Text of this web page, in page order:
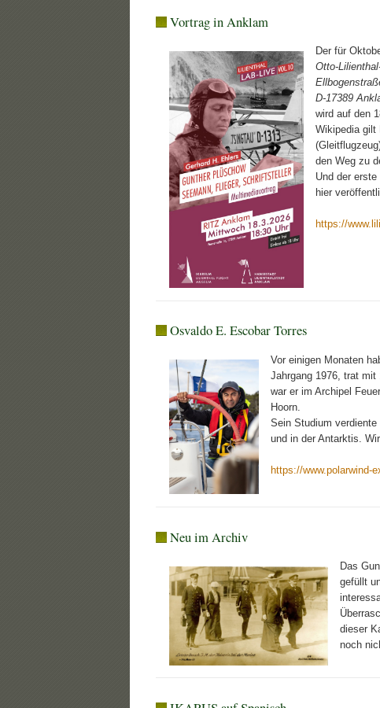
Vortrag in Anklam
Der für
Otto-
D-17389
wird auf den
Wikipedia gilt
den Weg zu
Und der
hier
https://
Osvaldo E. Escobar Torres
Vor einigen Monaten
Jahrgang 1976, trat
war er im Archipel
Hoorn.
Sein Studium
und in der Antarktis.
https://www.polarwind-
Neu im Archiv
Das
gefüllt
dieser
noch